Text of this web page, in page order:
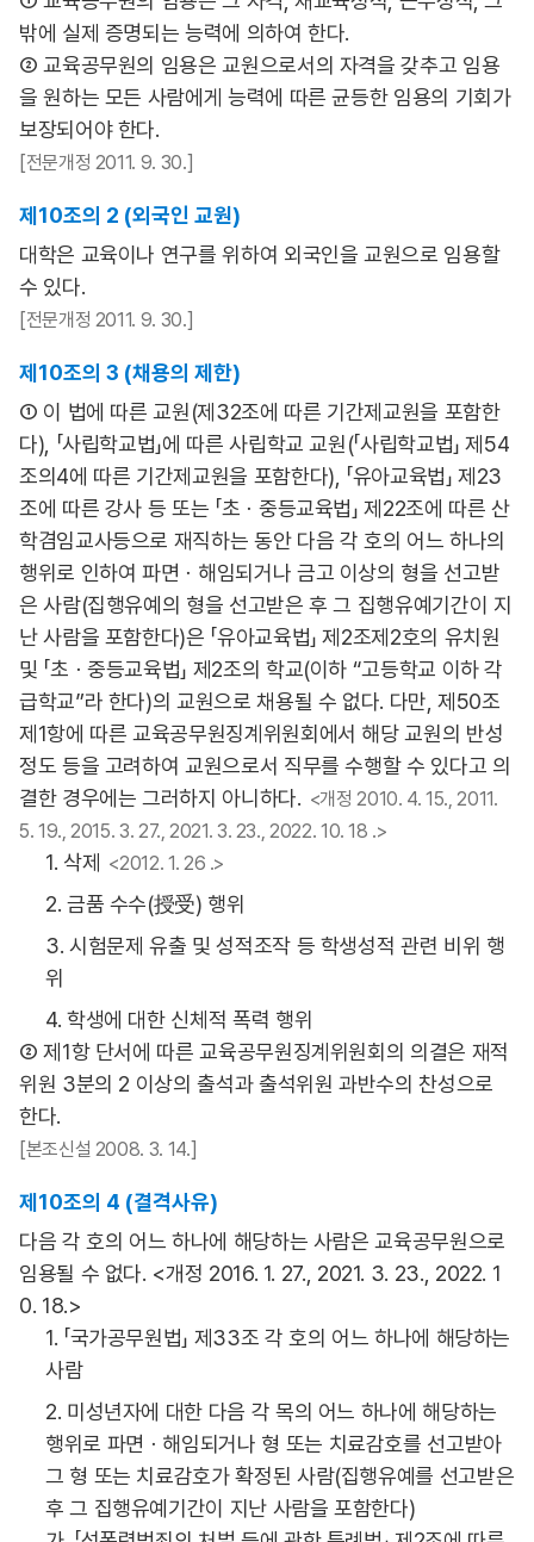
밖에 실제 증명되는 능력에 의하여 한다.
② 교육공무원의 임용은 교원으로서의 자격을 갖추고 임용
을 원하는 모든 사람에게 능력에 따른 균등한 임용의 기회가
보장되어야 한다.
[전문개정 2011. 9. 30.]
제10조의 2 (외국인 교원)
대학은 교육이나 연구를 위하여 외국인을 교원으로 임용할
수 있다.
[전문개정 2011. 9. 30.]
제10조의 3 (채용의 제한)
① 이 법에 따른 교원(제32조에 따른 기간제교원을 포함한
다), 「사립학교법」에 따른 사립학교 교원(「사립학교법」 제54
조의4에 따른 기간제교원을 포함한다), 「유아교육법」 제23
조에 따른 강사 등 또는 「초ㆍ중등교육법」 제22조에 따른 산
학겸임교사등으로 재직하는 동안 다음 각 호의 어느 하나의
행위로 인하여 파면ㆍ해임되거나 금고 이상의 형을 선고받
은 사람(집행유예의 형을 선고받은 후 그 집행유예기간이 지
난 사람을 포함한다)은 「유아교육법」 제2조제2호의 유치원
및 「초ㆍ중등교육법」 제2조의 학교(이하 “고등학교 이하 각
급학교”라 한다)의 교원으로 채용될 수 없다. 다만, 제50조
제1항에 따른 교육공무원징계위원회에서 해당 교원의 반성
정도 등을 고려하여 교원으로서 직무를 수행할 수 있다고 의
결한 경우에는 그러하지 아니하다. <개정 2010. 4. 15., 2011.
5. 19., 2015. 3. 27., 2021. 3. 23., 2022. 10. 18 .>
1. 삭제 <2012. 1. 26 .>
2. 금품 수수(授受) 행위
3. 시험문제 유출 및 성적조작 등 학생성적 관련 비위 행
위
4. 학생에 대한 신체적 폭력 행위
② 제1항 단서에 따른 교육공무원징계위원회의 의결은 재적
위원 3분의 2 이상의 출석과 출석위원 과반수의 찬성으로
한다.
[본조신설 2008. 3. 14.]
제10조의 4 (결격사유)
다음 각 호의 어느 하나에 해당하는 사람은 교육공무원으로
임용될 수 없다. <개정 2016. 1. 27., 2021. 3. 23., 2022. 1
0. 18.>
1. 「국가공무원법」 제33조 각 호의 어느 하나에 해당하는
사람
2. 미성년자에 대한 다음 각 목의 어느 하나에 해당하는
행위로 파면ㆍ해임되거나 형 또는 치료감호를 선고받아
그 형 또는 치료감호가 확정된 사람(집행유예를 선고받은
후 그 집행유예기간이 지난 사람을 포함한다)